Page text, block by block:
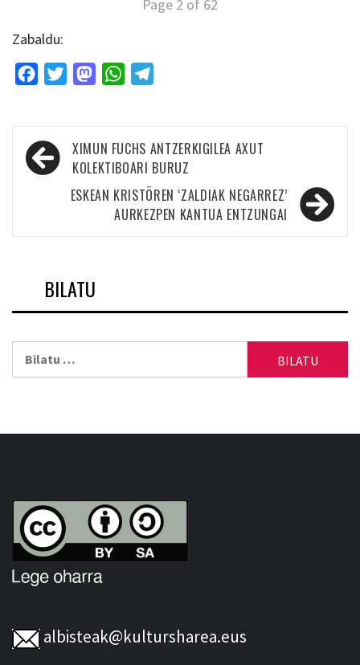
Page 2 of 62
Zabaldu:
FacebookTwitterMastodonWhatsApp
Bidalketetan
zehar
nabigatu
XIMUN FUCHS ANTZERKIGILEA AXUT
KOLEKTIBOARI BURUZ
ESKEAN KRISTÖREN ‘ZALDIAK NEGARREZ’
AURKEZPEN KANTUA ENTZUNGAI
BILATU
albisteak@kultursharea.eus